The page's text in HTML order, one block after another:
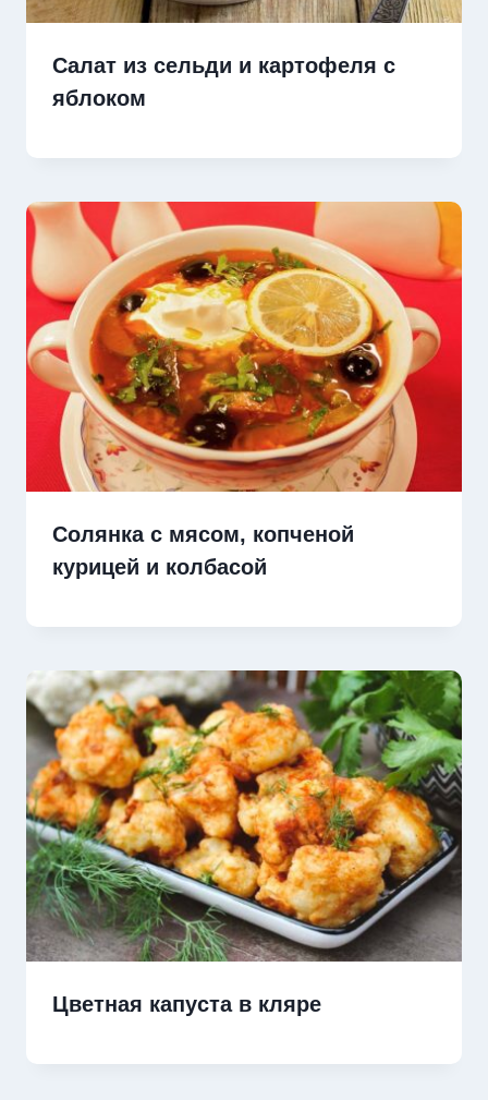
Салат из сельди и картофеля с
яблоком
Солянка с мясом, копченой
курицей и колбасой
Цветная капуста в кляре